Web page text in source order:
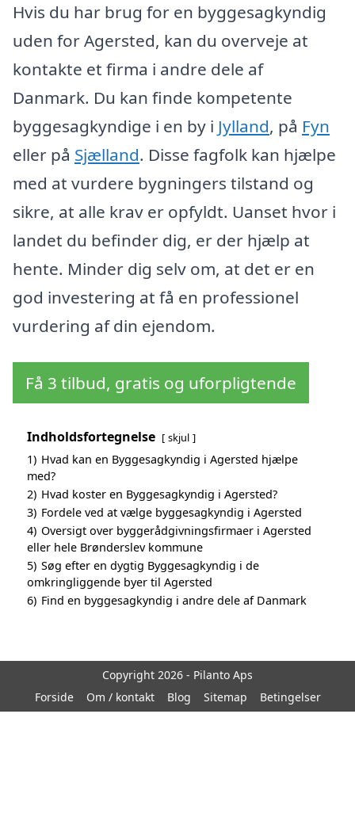
Hvis du har brug for en byggesagkyndig
uden for Agersted, kan du overveje at
kontakte et firma i andre dele af
Danmark. Du kan finde kompetente
byggesagkyndige i en by i Jylland, på Fyn
eller på Sjælland. Disse fagfolk kan hjælpe
med at vurdere bygningers tilstand og
sikre, at alle krav er opfyldt. Uanset hvor i
landet du befinder dig, er der hjælp at
hente. Minder dig selv om, at det er en
god investering at få en professionel
vurdering af din ejendom.
Få 3 tilbud, gratis og uforpligtende
Indholdsfortegnelse skjul
1) Hvad kan en Byggesagkyndig i Agersted hjælpe
med?
2) Hvad koster en Byggesagkyndig i Agersted?
3) Fordele ved at vælge byggesagkyndig i Agersted
4) Oversigt over byggerådgivningsfirmaer i Agersted
eller hele Brønderslev kommune
5) Søg efter en dygtig Byggesagkyndig i de
omkringliggende byer til Agersted
6) Find en byggesagkyndig i andre dele af Danmark
Copyright 2026 - Pilanto Aps
Forside
Om / kontakt Blog Sitemap Betingelser